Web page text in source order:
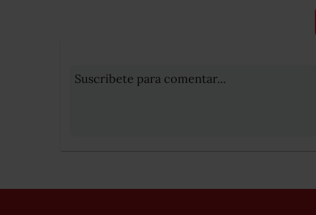
Suscribete para comentar...